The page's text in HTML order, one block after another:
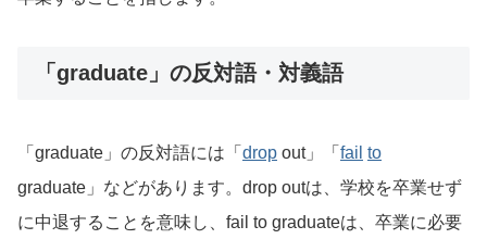
「graduate」の反対語・対義語
「graduate」の反対語には「 drop out」「 fail to
graduate」などがあります。drop outは、学校を卒業せず
に中退することを意味し、fail to graduateは、卒業に必要